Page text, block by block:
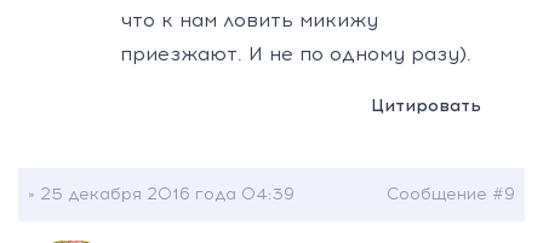
что к нам ловить микижу
приезжают. И не по одному разу).
Цитировать
» 25 декабря 2016 года 04:39 Сообщение #9